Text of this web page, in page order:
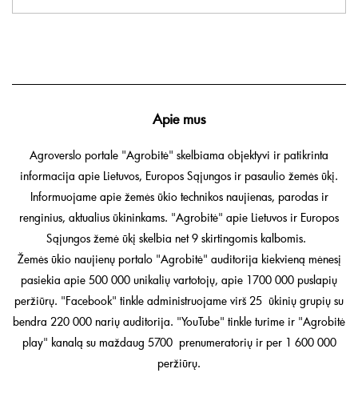
Apie mus
Agroverslo portale "Agrobitė" skelbiama objektyvi ir patikrinta
informacija apie Lietuvos, Europos Sąjungos ir pasaulio žemės ūkį.
Informuojame apie žemės ūkio technikos naujienas, parodas ir
renginius, aktualius ūkininkams. "Agrobitė" apie Lietuvos ir Europos
Sąjungos žemė ūkį skelbia net 9 skirtingomis kalbomis.
Žemės ūkio naujienų portalo "Agrobitė" auditorija kiekvieną mėnesį
pasiekia apie 500 000 unikalių vartotojų, apie 1700 000 puslapių
peržiūrų. "Facebook" tinkle administruojame virš 25 ūkinių grupių su
bendra 220 000 narių auditorija. "YouTube" tinkle turime ir "Agrobitė
play" kanalą su maždaug 5700 prenumeratorių ir per 1 600 000
peržiūrų.